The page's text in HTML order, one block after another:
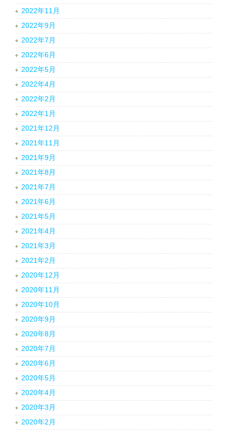
2022年11月
2022年9月
2022年7月
2022年6月
2022年5月
2022年4月
2022年2月
2022年1月
2021年12月
2021年11月
2021年9月
2021年8月
2021年7月
2021年6月
2021年5月
2021年4月
2021年3月
2021年2月
2020年12月
2020年11月
2020年10月
2020年9月
2020年8月
2020年7月
2020年6月
2020年5月
2020年4月
2020年3月
2020年2月